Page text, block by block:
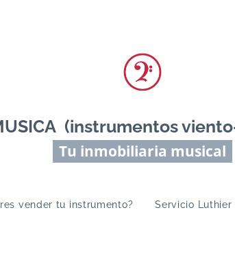
(instrumentos
Tu inmobiliaria musical
vender tu instrumento? Servicio Luthier